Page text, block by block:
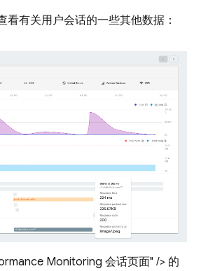
看有关用户会话的一些其他数据：
Monitoring 会话页面" /> 的